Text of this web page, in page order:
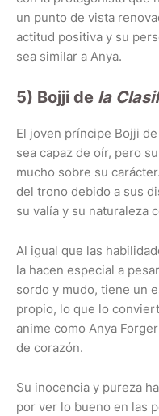
un punto de vista
actitud positiva y su
sea similar a Anya.
5) Bojji de la
El joven príncipe Bojji de
sea capaz de oír, pero
mucho sobre su
del trono debido a sus
su valía y su naturaleza
Al igual que las
la hacen especial a
sordo y mudo, tiene un
propio, lo que lo
anime como Anya
de corazón.
Su inocencia y pureza
por ver lo bueno en las